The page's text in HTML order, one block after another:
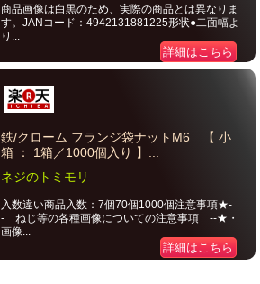
商品画像は白黒のため、実際の商品とは異なりま
す。JANコード：4942131881225形状●二面幅よ
り...
詳細はこちら
鉄/クローム フランジ袋ナットM6 【 小
箱 ： 1箱／1000個入り 】...
ネジのトミモリ
入数違い商品入数：7個70個1000個注意事項★-
- ねじ等の各種画像についての注意事項 --★・
画像...
詳細はこちら